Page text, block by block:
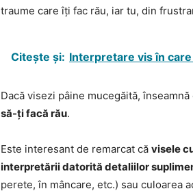
traume care îți fac rău, iar tu, din
Citește și: Interpretare vis în
Dacă visezi pâine mucegăită, înseamnă
să-ți facă rău.
Este interesant de remarcat că visele
interpretării datorită detaliilor
perete, în mâncare, etc.) sau culoarea